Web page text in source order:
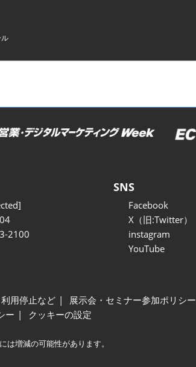
2100
SNS
Facebook
X（旧:Twitter）
instagram
YouTube
用停止など 展示会・セミナー参加ポリシー
ー クッキーの設定
増減の可能性があります。